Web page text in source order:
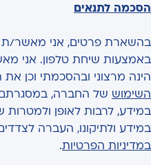
הסכמה לתנאים
בהשארת פרטים, אני מאשר/ת
באמצעות שיחת טלפון. אני
הינה מרצוני ובהסכמתי וכן
השימוש של החברה, במסגרתם
במידע, לרבות לאופן ולמטרות
במידע ולתיקונו, העברה
במדיניות הפרטיות.